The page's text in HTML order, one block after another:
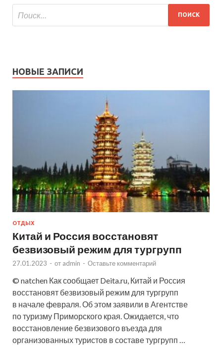
НОВЫЕ ЗАПИСИ
ОТДЫХ
Китай и Россия восстановят
безвизовый режим для тургрупп
27.01.2023 - от admin - Оставьте комментарий
© natchen Как сообщает Deita.ru, Китай и Россия
восстановят безвизовый режим для тургрупп
в начале февраля. Об этом заявили в Агентстве
по туризму Приморского края. Ожидается, что
восстановление безвизового въезда для
организованных туристов в составе тургрупп …